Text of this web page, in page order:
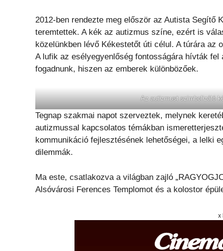
2012-ben rendezte meg először az Autista Segítő
teremtettek. A kék az autizmus színe, ezért is
közelünkben lévő Kékestetőt úti célul. A túrára az
A lufik az esélyegyenlőség fontosságára hívták
fogadnunk, hiszen az emberek különbözőek.
Az autizmust szimbolizáló
Tegnap szakmai napot szerveztek, melynek
autizmussal kapcsolatos témákban
kommunikáció fejlesztésének lehetőségei, a lelki
dilemmák.
Ma este, csatlakozva a világban zajló
Alsóvárosi Ferences Templomot és a kolostor
x